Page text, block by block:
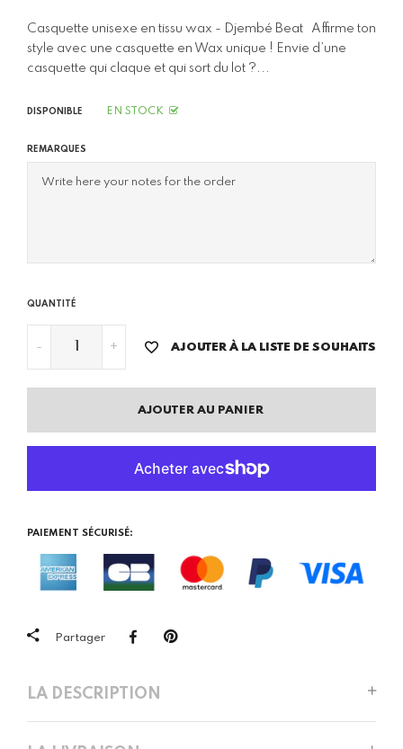
Casquette unisexe en tissu wax - Djembé Beat Affirme ton
style avec une casquette en Wax unique ! Envie d’une
casquette qui claque et qui sort du lot ?...
DISPONIBLE EN STOCK
REMARQUES
QUANTITÉ
- + AJOUTER À LA LISTE DE SOUHAITS
AJOUTER AU PANIER
PAIEMENT SÉCURISÉ:
Partager
LA DESCRIPTION